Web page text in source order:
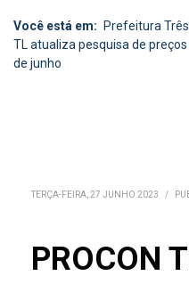
Você está em: Prefeitura
TL atualiza pesquisa de
de junho
TERÇA-FEIRA, 27 JUNHO 2023 /
PROCON